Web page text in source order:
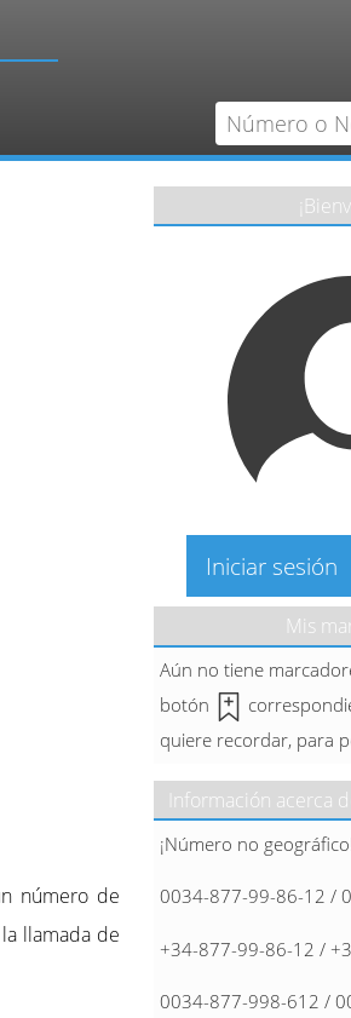
número de
llamada de
Iniciar sesión
Mis
Aún no tiene
botón
quiere recordar, para
Información acerca
¡Número no
0034-877-99-86-12 /
+34-877-99-86-12 /
0034-877-998-612 /